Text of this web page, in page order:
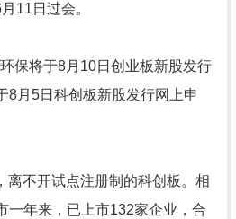
11日过会。
将于8月10日创业板新股发行
8月5日科创板新股发行网上申
不开试点注册制的科创板。相
一年来，已上市132家企业，合